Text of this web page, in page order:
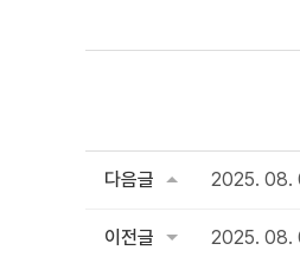
다음글 2025. 08.
이전글 2025. 08.